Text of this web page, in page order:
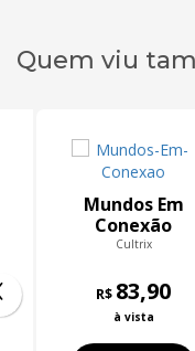
Quem viu
Mundos Em
Conexão
Cultrix
R$ 83,90
à vista